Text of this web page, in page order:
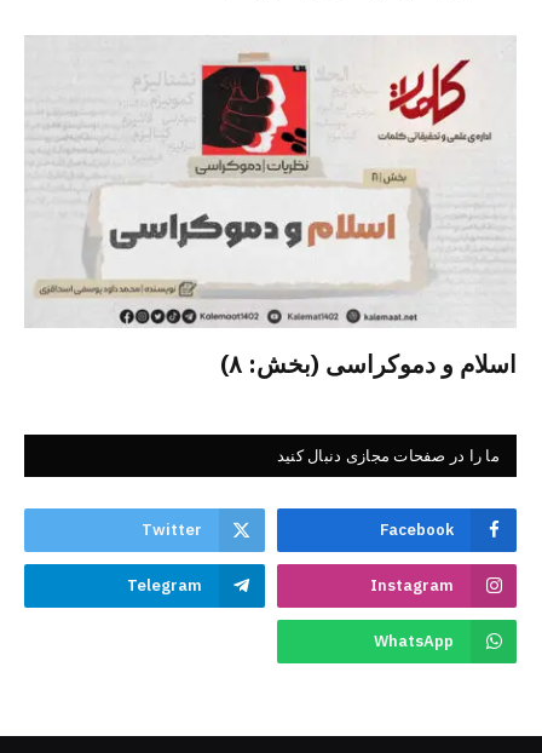
اسلام و دموکراسی (بخش: ۸)
ما را در صفحات مجازی دنبال کنید
Facebook
Twitter
Instagram
Telegram
WhatsApp